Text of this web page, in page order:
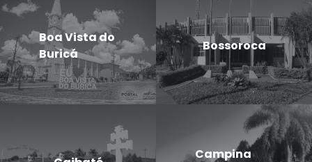
Boa Vista do
Buricá
Bossoroca
Campina